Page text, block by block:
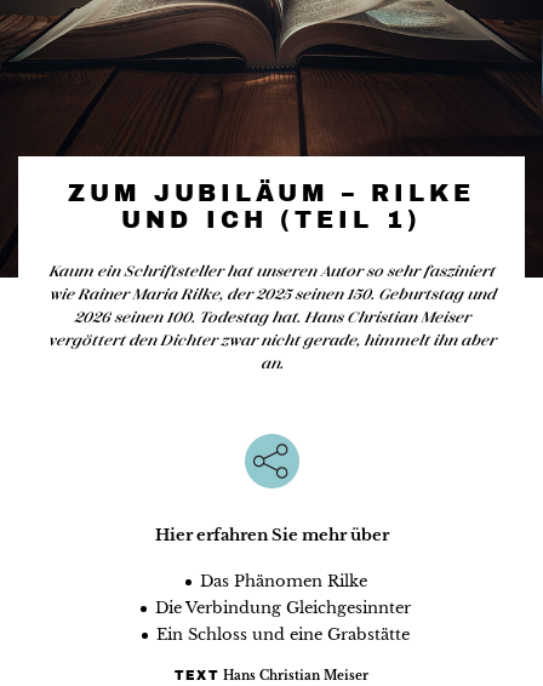
ZUM JUBILÄUM – RILKE
UND ICH (TEIL 1)
Kaum ein Schriftsteller hat unseren Autor so sehr fasziniert
wie Rainer Maria Rilke, der 2025 seinen 150. Geburtstag und
2026 seinen 100. Todestag hat. Hans Christian Meiser
vergöttert den Dichter zwar nicht gerade, himmelt ihn aber
an.
Hier erfahren Sie mehr über
Das Phänomen Rilke
Die Verbindung Gleichgesinnter
Ein Schloss und eine Grabstätte
TEXT Hans Christian Meiser